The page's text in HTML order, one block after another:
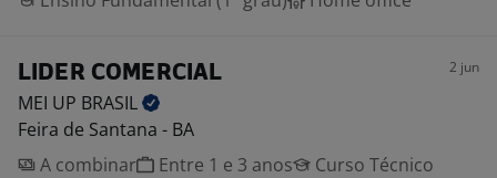
LIDER COMERCIAL 2 jun
MEI UP BRASIL
Feira de Santana - BA
A combinar
Entre 1 e 3 anos
Curso Técnico